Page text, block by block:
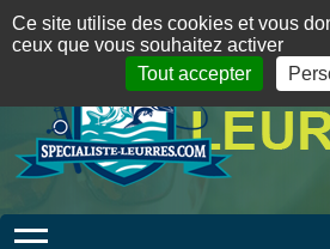
09 72 36 55 01 06 08 07 98 87
Panneau de gestion des cookies
Ce site utilise des cookies et vous
ceux que vous souhaitez activer
Tout accepter